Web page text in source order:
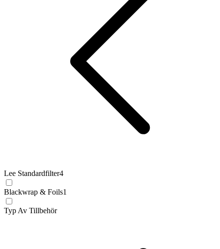
Lee Standardfilter4
Blackwrap & Foils1
Typ Av Tillbehör